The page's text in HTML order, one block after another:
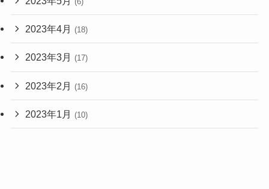
2023年4月 (18)
2023年3月 (17)
2023年2月 (16)
2023年1月 (10)